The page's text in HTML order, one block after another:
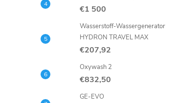
€1 500
Wasserstoff-Wassergenerator
HYDRON TRAVEL MAX
€207,92
Oxywash 2
€832,50
GE-EVO